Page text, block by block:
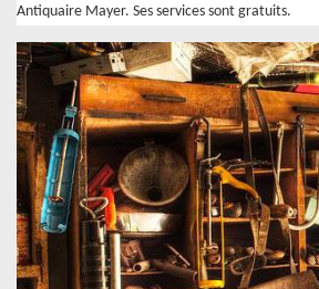
Antiquaire Mayer. Ses services sont gratuits.